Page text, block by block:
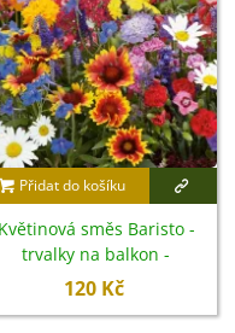
Přidat do košíku
Květinová směs Baristo -
trvalky na balkon -
Kiepenkerl - luční směs - 1
120 Kč